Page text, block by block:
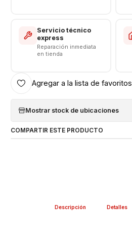
Servicio técnico
express
Reparación inmediata
en tienda
Agregar a la lista de favoritos
Mostrar stock de ubicaciones
COMPARTIR ESTE PRODUCTO
Descripción Detalles